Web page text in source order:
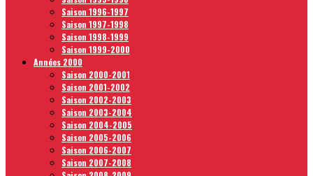
Saison 1996-1997
Saison 1997-1998
Saison 1998-1999
Saison 1999-2000
Années 2000
Saison 2000-2001
Saison 2001-2002
Saison 2002-2003
Saison 2003-2004
Saison 2004-2005
Saison 2005-2006
Saison 2006-2007
Saison 2007-2008